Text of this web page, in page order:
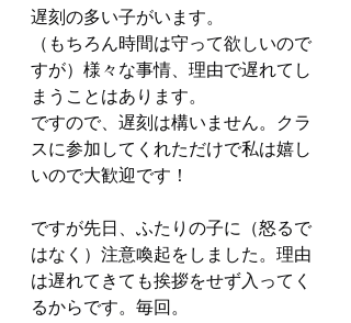
遅刻の多い子がいます。
（もちろん時間は守って欲しいので
すが）様々な事情、理由で遅れてし
まうことはあります。
ですので、遅刻は構いません。クラ
スに参加してくれただけで私は嬉し
いので大歓迎です！
ですが先日、ふたりの子に（怒るで
はなく）注意喚起をしました。理由
は遅れてきても挨拶をせず入ってく
るからです。毎回。